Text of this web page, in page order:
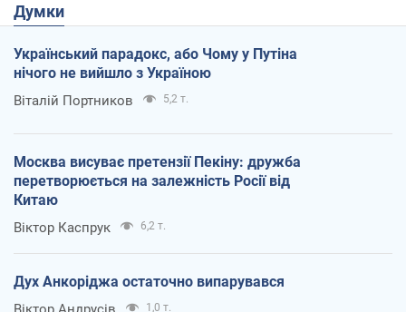
Думки
Український парадокс, або Чому у Путіна
нічого не вийшло з Україною
Віталій Портников 5,2 т.
Москва висуває претензії Пекіну: дружба
перетворюється на залежність Росії від
Китаю
Віктор Каспрук 6,2 т.
Дух Анкоріджа остаточно випарувався
1,0 т.